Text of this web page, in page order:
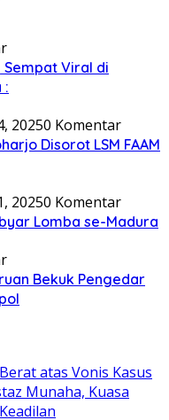
Viral di
:
20250 Komentar
Disorot LSM FAAM
20250 Komentar
Lomba se-Madura
Bekuk Pengedar